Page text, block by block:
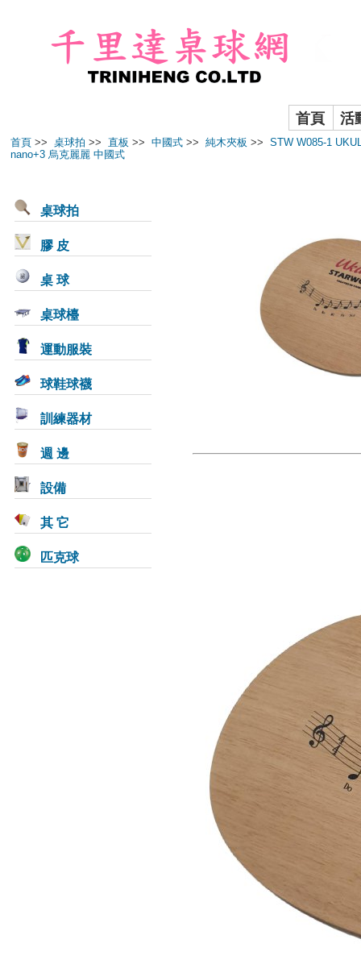
首頁 活
首頁 >> 桌球拍 >> 直板 >> 中國式 >> 純木夾板 >> STW W085-1
nano+3 烏克麗麗 中國式
桌球拍
膠 皮
桌 球
桌球檯
運動服裝
球鞋球襪
訓練器材
週 邊
設備
其 它
匹克球